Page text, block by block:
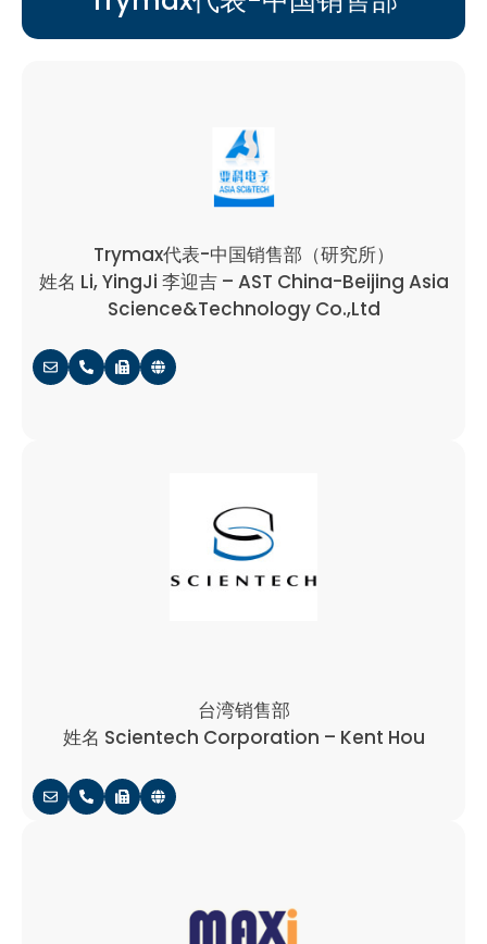
Trymax代表-中国销售部（研究所）
姓名 Li, YingJi 李迎吉 – AST China-Beijing Asia
Science&Technology Co.,Ltd
台湾销售部
姓名 Scientech Corporation – Kent Hou